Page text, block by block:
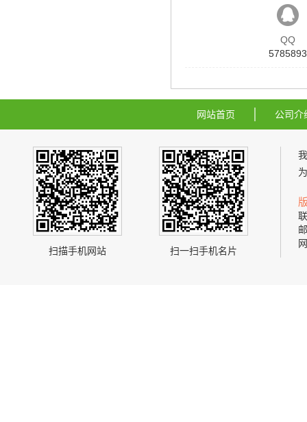
QQ
5785893
网站首页 公司介
扫描手机网站 扫一扫手机名片